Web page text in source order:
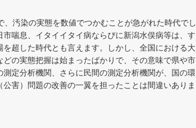
汚染の実態を数値でつかむことが急がれた時代でし
喘息、イタイイタイ病ならびに新潟水俣病等は、す
超した時代とも言えます。しかし、全国における大
の実態把握は始まったばかりで、その意味で県や市
定分析機関、さらに民間の測定分析機関が、国の環
害）問題の改善の一翼を担ったことは間違いありま